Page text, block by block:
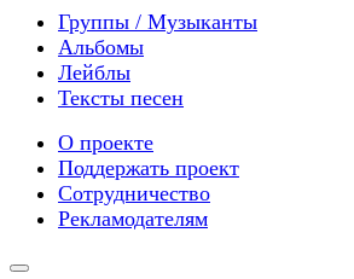
Группы / Музыканты
Альбомы
Лейблы
Тексты песен
О проекте
Поддержать проект
Сотрудничество
Рекламодателям